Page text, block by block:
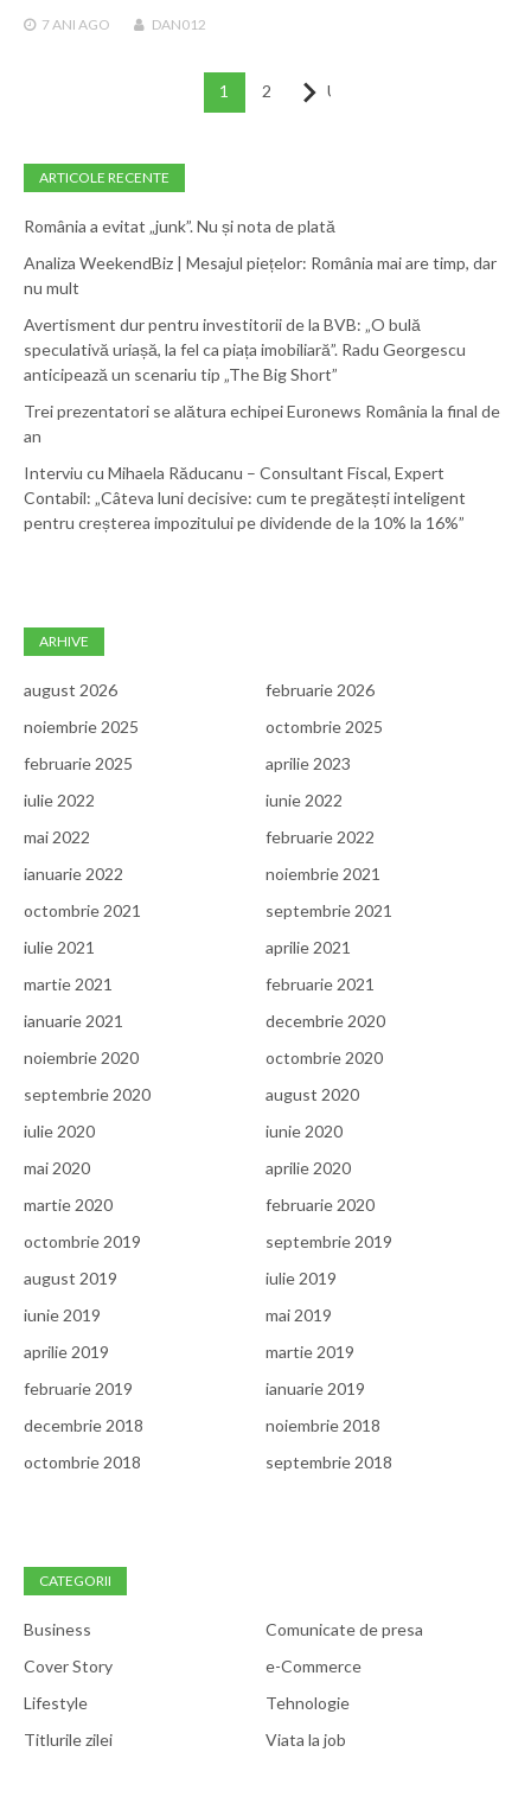
7 ANI AGO DAN012
1 2 Următor
ARTICOLE RECENTE
România a evitat „junk”. Nu și nota de plată
Analiza WeekendBiz | Mesajul piețelor: România mai are timp, dar
nu mult
Avertisment dur pentru investitorii de la BVB: „O bulă
speculativă uriașă, la fel ca piața imobiliară”. Radu Georgescu
anticipează un scenariu tip „The Big Short”
Trei prezentatori se alătura echipei Euronews România la final de
an
Interviu cu Mihaela Răducanu – Consultant Fiscal, Expert
Contabil: „Câteva luni decisive: cum te pregătești inteligent
pentru creșterea impozitului pe dividende de la 10% la 16%”
ARHIVE
august 2026
februarie 2026
noiembrie 2025
octombrie 2025
februarie 2025
aprilie 2023
iulie 2022
iunie 2022
mai 2022
februarie 2022
ianuarie 2022
noiembrie 2021
octombrie 2021
septembrie 2021
iulie 2021
aprilie 2021
martie 2021
februarie 2021
ianuarie 2021
decembrie 2020
noiembrie 2020
octombrie 2020
septembrie 2020
august 2020
iulie 2020
iunie 2020
mai 2020
aprilie 2020
martie 2020
februarie 2020
octombrie 2019
septembrie 2019
august 2019
iulie 2019
iunie 2019
mai 2019
aprilie 2019
martie 2019
februarie 2019
ianuarie 2019
decembrie 2018
noiembrie 2018
octombrie 2018
septembrie 2018
CATEGORII
Business
Comunicate de presa
Cover Story
e-Commerce
Lifestyle
Tehnologie
Titlurile zilei
Viata la job